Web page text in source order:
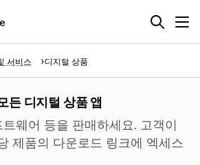
서비스 디지털 상품
든 디지털 상품 앱
웨어 등을 판매하세요. 고객이
제품의 다운로드 링크에 엑세스